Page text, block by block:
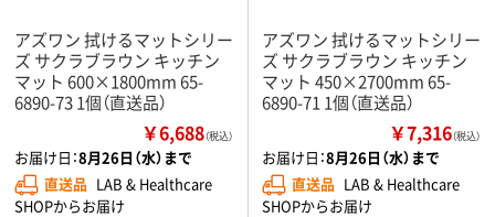
アズワン 拭けるマットシリー
ズ サクラブラウン キッチン
マット 600×1800mm 65-
6890-73 1個（直送品）
￥6,688（税込）
お届け日：8月26日（水）まで
直送品 LAB & Healthcare
SHOPからお届け
アズワン 拭けるマットシリー
ズ サクラブラウン キッチン
マット 450×2700mm 65-
6890-71 1個（直送品）
￥7,316（税込）
お届け日：8月26日（水）まで
直送品 LAB & Healthcare
SHOPからお届け